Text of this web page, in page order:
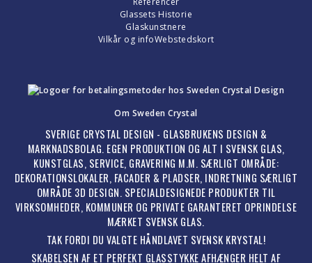
Glassets Historie
Glaskunstnere
Vilkår og infoWebstedskort
Om Sweden Crystal
SVERIGE CRYSTAL DESIGN - GLASBRUKENS DESIGN &
MARKNADSBOLAG. EGEN PRODUKTION OG ALT I SVENSK GLAS,
KUNSTGLAS, SERVICE, GRAVERING M.M. SÆRLIGT OMRÅDE:
DEKORATIONSLOKALER, FACADER & PLADSER, INDRETNING SÆRLIGT
OMRÅDE 3D DESIGN. SPECIALDESIGNEDE PRODUKTER TIL
VIRKSOMHEDER, KOMMUNER OG PRIVATE GARANTERET OPRINDELSE
MÆRKET SVENSK GLAS.
TAK FORDI DU VALGTE HÅNDLAVET SVENSK KRYSTAL!
SKABELSEN AF ET PERFEKT GLASSTYKKE AFHÆNGER HELT AF